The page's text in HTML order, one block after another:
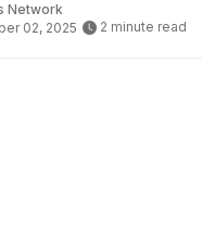
Network
02, 2025
2 minute read